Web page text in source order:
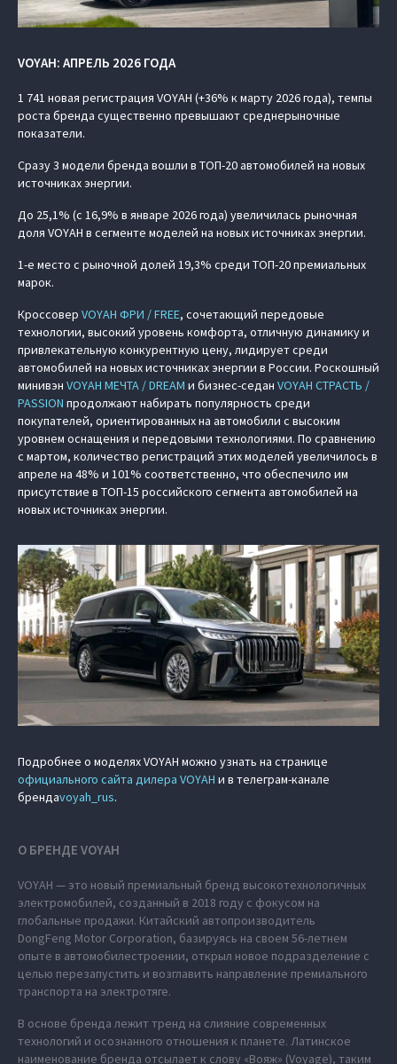
VOYAH: АПРЕЛЬ 2026 ГОДА
1 741 новая регистрация VOYAH (+36% к марту 2026 года), темпы
роста бренда существенно превышают среднерыночные
показатели.
Сразу 3 модели бренда вошли в ТОП-20 автомобилей на новых
источниках энергии.
До 25,1% (с 16,9% в январе 2026 года) увеличилась рыночная
доля VOYAH в сегменте моделей на новых источниках энергии.
1-е место с рыночной долей 19,3% среди ТОП-20 премиальных
марок.
Кроссовер VOYAH ФРИ / FREE, сочетающий передовые
технологии, высокий уровень комфорта, отличную динамику и
привлекательную конкурентную цену, лидирует среди
автомобилей на новых источниках энергии в России. Роскошный
минивэн VOYAH МЕЧТА / DREAM и бизнес-седан VOYAH СТРАСТЬ /
PASSION продолжают набирать популярность среди
покупателей, ориентированных на автомобили с высоким
уровнем оснащения и передовыми технологиями. По сравнению
с мартом, количество регистраций этих моделей увеличилось в
апреле на 48% и 101% соответственно, что обеспечило им
присутствие в ТОП-15 российского сегмента автомобилей на
новых источниках энергии.
Подробнее о моделях VOYAH можно узнать на странице
официального сайта дилера VOYAH и в телеграм-канале
брендаvoyah_rus.
О БРЕНДЕ VOYAH
VOYAH — это новый премиальный бренд высокотехнологичных
электромобилей, созданный в 2018 году с фокусом на
глобальные продажи. Китайский автопроизводитель
DongFeng Motor Corporation, базируясь на своем 56-летнем
опыте в автомобилестроении, открыл новое подразделение с
целью перезапустить и возглавить направление премиального
транспорта на электротяге.
В основе бренда лежит тренд на слияние современных
технологий и осознанного отношения к планете. Латинское
наименование бренда отсылает к слову «Вояж» (Voyage), таким